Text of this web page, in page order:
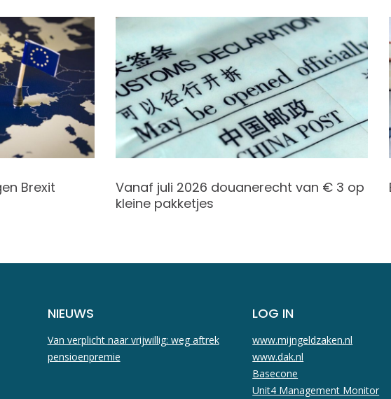
Brexit
Vanaf juli 2026 douanerecht van € 3 op
kleine pakketjes
NIEUWS
Van verplicht naar vrijwillig: weg aftrek
pensioenpremie
LOG IN
www.mijngeldzaken.nl
www.dak.nl
Basecone
Unit4 Management Monitor